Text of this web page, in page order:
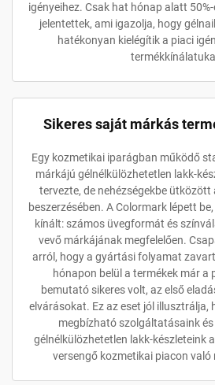
igényeihez. Csak hat hónap alatt
jelentettek, ami igazolja, hogy
hatékonyan kielégítik a piaci
Sikeres saját márkás
Egy kozmetikai iparágban működő
márkájú gélnélkülözhetetlen lakk-
tervezte, de nehézségekbe ütközött
beszerzésében. A Colormark lépett
kínált: számos üvegformát és
vevő márkájának megfelelően.
arról, hogy a gyártási folyamat
hónapon belül a termékek már a
bemutató sikeres volt, az első
elvárásokat. Ez az eset jól
megbízható szolgáltatásaink
gélnélkülözhetetlen lakk-készleteink
versengő kozmetikai piacon való